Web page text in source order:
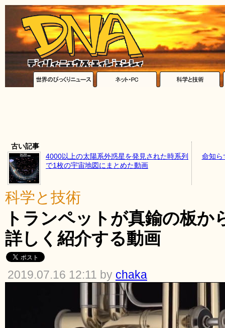
古い記事
4000以上の太陽系外惑星を発見された時系列
で1枚の宇宙地図にまとめた動画
命知ら
科学と技術
トランペットが真鍮の板か
詳しく紹介する動画
2019.07.16 12:11 by chaka